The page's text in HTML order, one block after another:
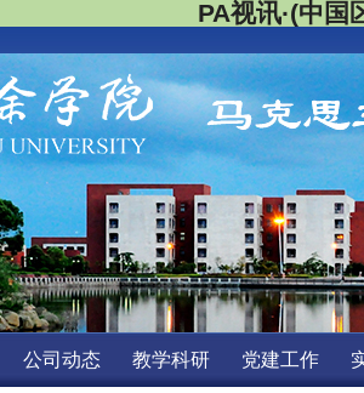
PA视讯·(中
公司动态 教学科研 党建工作